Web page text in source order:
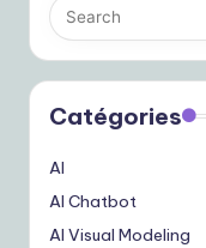
Catégories
AI
AI Chatbot
AI Visual Modeling